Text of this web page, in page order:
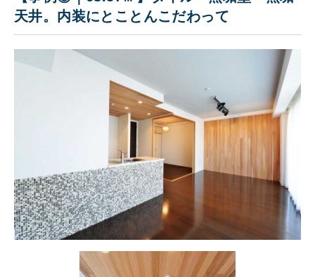
天井。内装にとことんこだわって